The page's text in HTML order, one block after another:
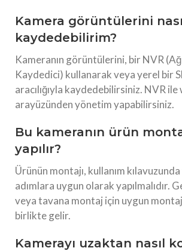
Kamera görüntülerini
kaydedebilirim?
Kameranın görüntülerini, bir NVR
Kaydedici) kullanarak veya yerel bir
aracılığıyla kaydedebilirsiniz. NVR ile
arayüzünden yönetim yapabilirsiniz.
Bu kameranın ürün
yapılır?
Ürünün montajı, kullanım
adımlara uygun olarak yapılmalıdır.
veya tavana montaj için uygun
birlikte gelir.
Kamerayı uzaktan nasıl